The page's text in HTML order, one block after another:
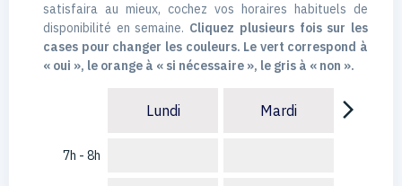
satisfaira au mieux, cochez vos horaires habituels de
disponibilité en semaine. Cliquez plusieurs fois sur les
cases pour changer les couleurs. Le vert correspond à
« oui », le orange à « si nécessaire », le gris à « non ».
7h - 8h
Lundi Mardi arrow_forward_ios